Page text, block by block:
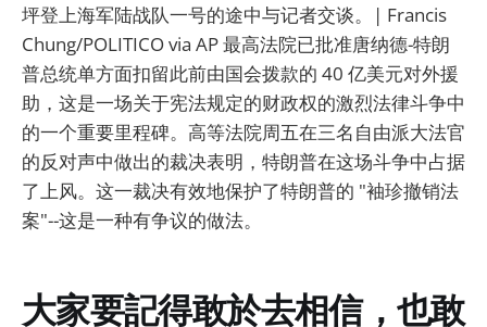
坪登上海军陆战队一号的途中与记者交谈。| Francis
Chung/POLITICO via AP 最高法院已批准唐纳德-特朗
普总统单方面扣留此前由国会拨款的 40 亿美元对外援
助，这是一场关于宪法规定的财政权的激烈法律斗争中
的一个重要里程碑。高等法院周五在三名自由派大法官
的反对声中做出的裁决表明，特朗普在这场斗争中占据
了上风。这一裁决有效地保护了特朗普的 "袖珍撤销法
案"--这是一种有争议的做法。
大家要記得敢於去相信，也敢